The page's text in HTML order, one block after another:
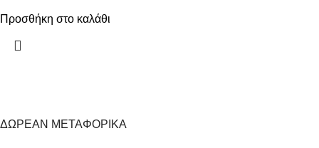
Προσθήκη στο καλάθι
ΔΩΡΕΑΝ ΜΕΤΑΦΟΡΙΚΑ